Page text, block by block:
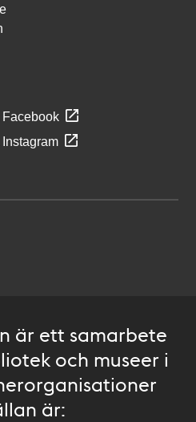
är ett samarbete
och museer i
är: